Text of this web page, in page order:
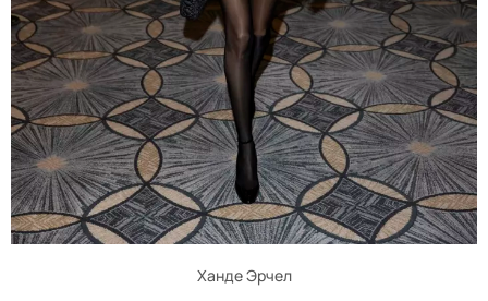
Ханде Эрчел